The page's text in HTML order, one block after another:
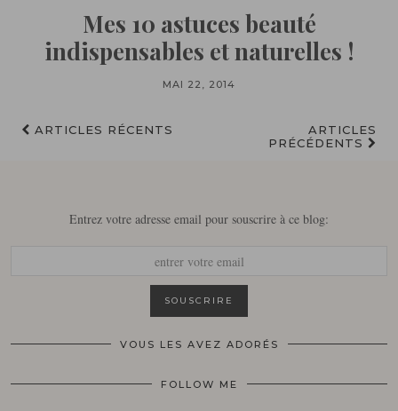
Mes 10 astuces beauté
indispensables et naturelles !
MAI 22, 2014
ARTICLES RÉCENTS
ARTICLES
PRÉCÉDENTS
Entrez votre adresse email pour souscrire à ce blog:
VOUS LES AVEZ ADORÉS
FOLLOW ME